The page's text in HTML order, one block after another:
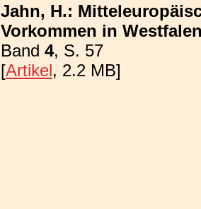
Jahn, H.:
Vorkommen in
Band 4, S. 57
[Artikel, 2.2 MB]